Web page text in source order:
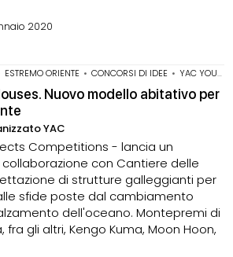
2020
ESTREMO ORIENTE • CONCORSI DI IDEE • YAC YOUNG ARCHITECTS COMPETITION
Nuovo modello abitativo per
YAC
Competitions - lancia un
con Cantiere delle
di strutture galleggianti per
sfide poste dal cambiamento
dell'oceano. Montepremi di
fra gli altri, Kengo Kuma, Moon Hoon,